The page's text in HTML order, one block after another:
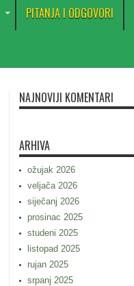
PITANJA I ODGOVORI
NAJNOVIJI KOMENTARI
ARHIVA
ožujak 2026
veljača 2026
siječanj 2026
prosinac 2025
studeni 2025
listopad 2025
rujan 2025
srpanj 2025